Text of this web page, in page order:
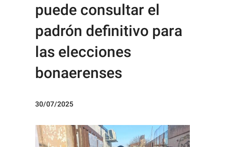
puede consultar el
padrón definitivo para
las elecciones
bonaerenses
30/07/2025